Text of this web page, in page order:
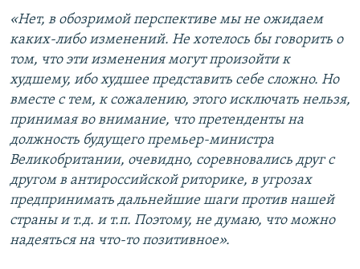
«Нет, в обозримой перспективе мы не ожидаем
каких-либо изменений. Не хотелось бы говорить о
том, что эти изменения могут произойти к
худшему, ибо худшее представить себе сложно. Но
вместе с тем, к сожалению, этого исключать нельзя,
принимая во внимание, что претенденты на
должность будущего премьер-министра
Великобритании, очевидно, соревновались друг с
другом в антироссийской риторике, в угрозах
предпринимать дальнейшие шаги против нашей
страны и т.д. и т.п. Поэтому, не думаю, что можно
надеяться на что-то позитивное».